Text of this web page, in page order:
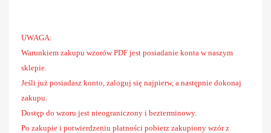
UWAGA:
Warunkiem zakupu wzorów PDF jest posiadanie konta w naszym
sklepie.
Jeśli już posiadasz konto, zaloguj się najpierw, a następnie dokonaj
zakupu.
Dostęp do wzoru jest nieograniczony i bezterminowy.
Po zakupie i potwierdzeniu płatności pobierz zakupiony wzór z